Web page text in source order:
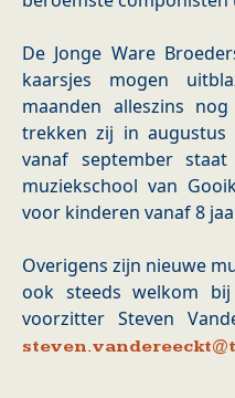
De Jonge Ware
kaarsjes mogen
maanden alleszins
trekken zij in augustus
vanaf september
muziekschool van
voor kinderen vanaf 8
Overigens zijn nieuwe
ook steeds welkom
voorzitter Steven